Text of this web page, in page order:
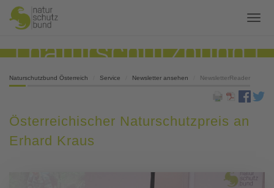
Naturschutzbund Österreich Service Newsletter ansehen NewsletterReader
Österreichischer Naturschutzpreis an
Erhard Kraus